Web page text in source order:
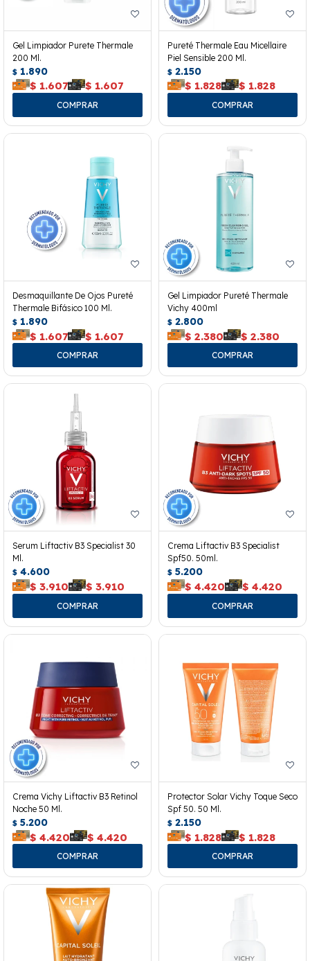
Gel Limpiador Purete Thermale
200 Ml.
$ 1.890
$ 1.607 $ 1.607
Pureté Thermale Eau Micellaire
Piel Sensible 200 Ml.
$ 2.150
$ 1.828 $ 1.828
Desmaquillante De Ojos Pureté
Thermale Bifásico 100 Ml.
$ 1.890
$ 1.607 $ 1.607
Gel Limpiador Pureté Thermale
Vichy 400ml
$ 2.800
$ 2.380 $ 2.380
Serum Liftactiv B3 Specialist 30
Ml.
$ 4.600
$ 3.910 $ 3.910
Crema Liftactiv B3 Specialist
Spf50. 50ml.
$ 5.200
$ 4.420 $ 4.420
Crema Vichy Liftactiv B3 Retinol
Noche 50 Ml.
$ 5.200
$ 4.420 $ 4.420
Protector Solar Vichy Toque Seco
Spf 50. 50 Ml.
$ 2.150
$ 1.828 $ 1.828